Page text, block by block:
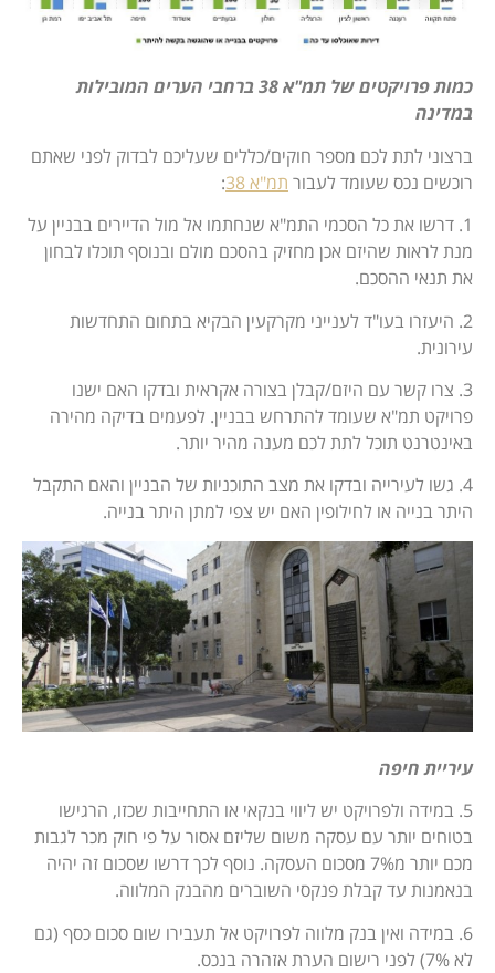
כמות פרויקטים של תמ"א 38 ברחבי הערים המובילות
במדינה
ברצוני לתת לכם מספר חוקים/כללים שעליכם לבדוק לפני שאתם
רוכשים נכס שעומד לעבור תמ"א 38
:
1. דרשו את כל הסכמי התמ"א שנחתמו אל מול הדיירים בבניין על
מנת לראות שהיזם אכן מחזיק בהסכם מולם ובנוסף תוכלו לבחון
את תנאי ההסכם.
2. היעזרו בעו"ד לענייני מקרקעין הבקיא בתחום התחדשות
עירונית.
3. צרו קשר עם היזם/קבלן בצורה אקראית ובדקו האם ישנו
פרויקט תמ"א שעומד להתרחש בבניין. לפעמים בדיקה מהירה
באינטרנט תוכל לתת לכם מענה מהיר יותר.
4. גשו לעירייה ובדקו את מצב התוכניות של הבניין והאם התקבל
היתר בנייה או לחילופין האם יש צפי למתן היתר בנייה.
עיריית חיפה
5. במידה ולפרויקט יש ליווי בנקאי או התחייבות שכזו, הרגישו
בטוחים יותר עם עסקה משום שליזם אסור על פי חוק מכר לגבות
מכם יותר מ7% מסכום העסקה. נוסף לכך דרשו שסכום זה יהיה
בנאמנות עד קבלת פנקסי השוברים מהבנק המלווה.
6. במידה ואין בנק מלווה לפרויקט אל תעבירו שום סכום כסף (גם
לא 7%) לפני רישום הערת אזהרה בנכס.